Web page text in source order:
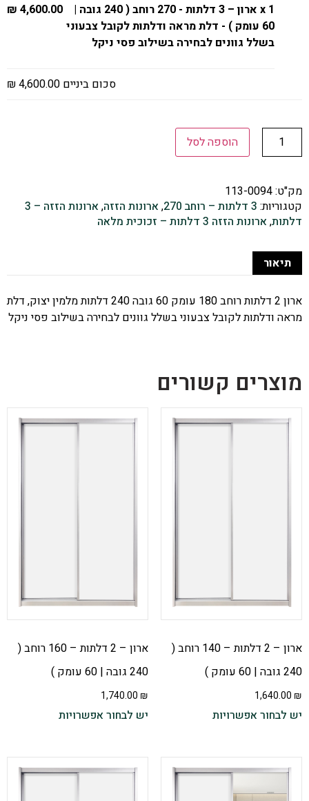
x 1
ארון – 3 דלתות - 270 רוחב ( 240 גובה |
60 עומק ) - דלת מראה ודלתות לקובל צבעוני
בשלל גוונים לבחירה בשילוב פסי ניקל
4,600.00 ₪
סכום ביניים 4,600.00 ₪
הוספה לסל
מק"ט:113-0094
קטגוריות: 3 דלתות – רוחב 270 , ארונות הזזה,
ארונות הזזה – 3
דלתות, ארונות הזזה 3 דלתות – זכוכית מלאה
תיאור
ארון 2 דלתות רוחב 180 עומק 60 גובה 240 דלתות מלמין יצוק, דלת
מראה ודלתות לקובל צבעוני בשלל גוונים לבחירה בשילוב פסי ניקל
מוצרים קשורים
ארון – 2 דלתות – 140 רוחב (
240 גובה | 60 עומק )
1,640.00 ₪
יש לבחור אפשרויות
ארון – 2 דלתות – 160 רוחב (
240 גובה | 60 עומק )
1,740.00 ₪
יש לבחור אפשרויות